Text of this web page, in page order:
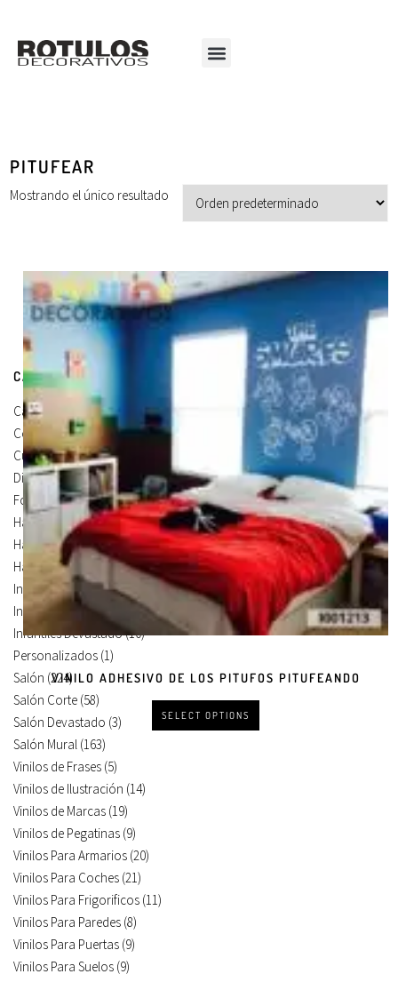
PITUFEAR
Mostrando el único resultado
VINILO ADHESIVO DE LOS PITUFOS PITUFEANDO
SELECT OPTIONS
CATEGORÍAS DE PRODUCTOS
Carteles Para Puertas
(3)
Cocina
(13)
Cuadros en Vinilos(105)
Diseños en Vinilo(8)
Foto Lienzo(51)
Habitación(4)
Habitación Corte (3)
Habitación Devastado(1)
Infantiles (75)
Infantiles Corte(65)
Infantiles Devastado(10)
Personalizados (1)
Salón (224)
Salón Corte (58)
Salón Devastado (3)
Salón Mural (163)
Vinilos de Frases (5)
Vinilos de Ilustración (14)
Vinilos de Marcas (19)
Vinilos de Pegatinas (9)
Vinilos Para Armarios (20)
Vinilos Para Coches (21)
Vinilos Para Frigorificos (11)
Vinilos Para Paredes (8)
Vinilos Para Puertas (9)
Vinilos Para Suelos (9)